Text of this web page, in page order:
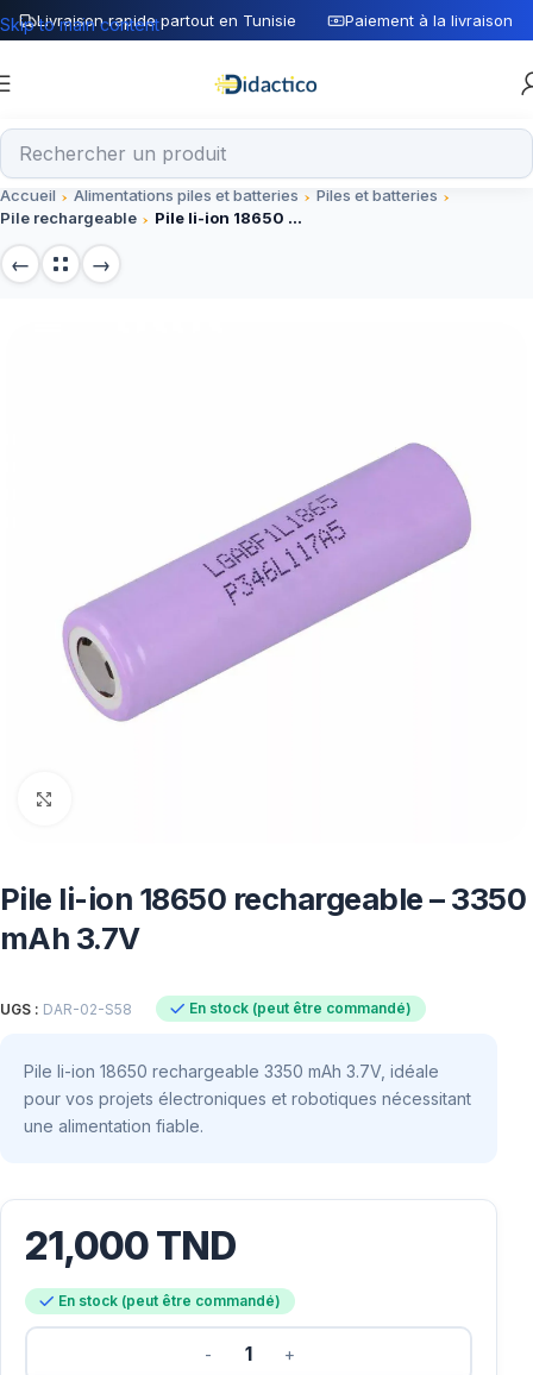
Livraison rapide partout en Tunisie Paiement à la livraison
Skip to main content
Accueil Alimentations piles et batteries
Piles et batteries
Pile rechargeable
Pile li-ion 18650 rechargeable – 3350 mAh 3.7V
Pile li-ion 18650 rechargeable – 3350
mAh 3.7V
UGS : DAR-02-S58 En stock (peut être commandé)
Pile li-ion 18650 rechargeable 3350 mAh 3.7V, idéale
pour vos projets électroniques et robotiques nécessitant
une alimentation fiable.
21,000TND
En stock (peut être commandé)